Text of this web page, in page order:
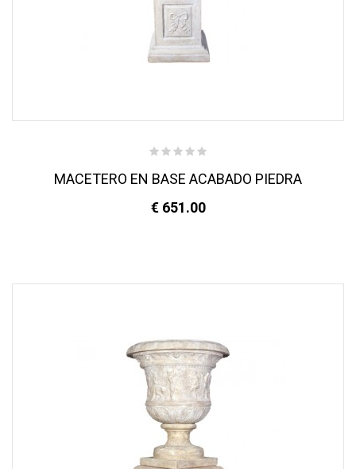
MACETERO EN BASE ACABADO PIEDRA
€ 651.00